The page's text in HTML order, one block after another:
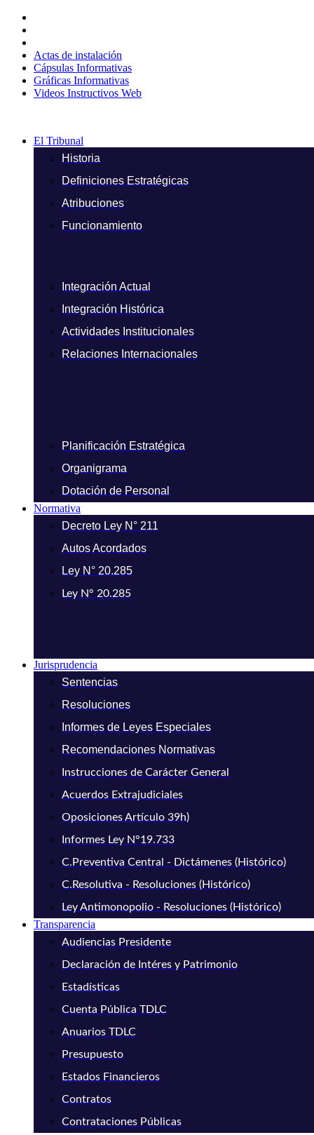
contenido
Actas de instalación
Cápsulas Informativas
Gráficas Informativas
Videos Instructivos Web
El Tribunal
Historia
Definiciones Estratégicas
Atribuciones
Funcionamiento
Integración Actual
Integración Histórica
Actividades Institucionales
Relaciones Internacionales
Planificación Estratégica
Organigrama
Dotación de Personal
Normativa
Decreto Ley N° 211
Autos Acordados
Ley N° 20.285
Ley N° 20.285
Jurisprudencia
Sentencias
Resoluciones
Informes de Leyes Especiales
Recomendaciones Normativas
Instrucciones de Carácter General
Acuerdos Extrajudiciales
Oposiciones Artículo 39h)
Informes Ley N°19.733
C.Preventiva Central - Dictámenes (Histórico)
C.Resolutiva - Resoluciones (Histórico)
Ley Antimonopolio - Resoluciones (Histórico)
Transparencia
Audiencias Presidente
Declaración de Intéres y Patrimonio
Estadísticas
Cuenta Pública TDLC
Anuarios TDLC
Presupuesto
Estados Financieros
Contratos
Contrataciones Públicas